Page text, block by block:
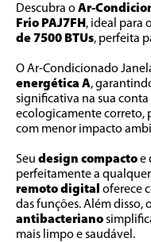
Descubra o Ar-
Frio PAJ7FH , ideal para
de 7500 BTUs, perfeita
O Ar-Condicionado
energética A,
significativa na sua conta
ecologicamente correto,
com menor impacto
Seu design compacto e
perfeitamente a
remoto digital oferece
das funções. Além disso,
antibacteriano
mais limpo e saudável.